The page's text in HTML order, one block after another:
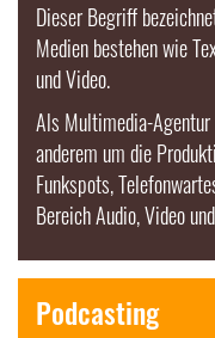
Dieser Begriff
Medien bestehen wie
und Video.
Als Multimedia-
anderem um die
Funkspots,
Bereich Audio, Video
Podcasting